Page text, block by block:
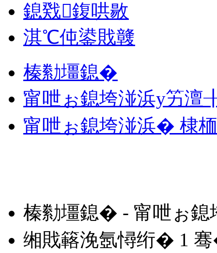
鎴戣鍑哄敭
淇℃伅鍙戝竷
榛勬壃鎴�
甯呭ぉ鎴垮湴浜у竻澶
甯呭ぉ鎴垮湴浜� 棣
榛勬壃鎴� - 甯呭ぉ
缃戝簵浼氬憳绗� 1